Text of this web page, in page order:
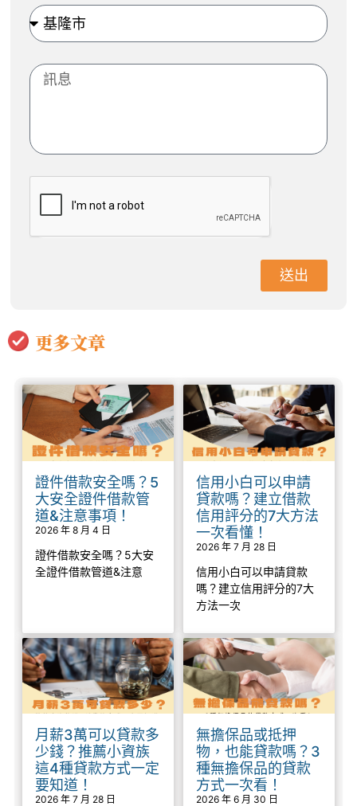
送出
更多文章
證件借款安全嗎？5
大安全證件借款管
道&注意事項！
2026 年 8 月 4 日
證件借款安全嗎？5大安
全證件借款管道&注意
信用小白可以申請
貸款嗎？建立借款
信用評分的7大方法
一次看懂！
2026 年 7 月 28 日
信用小白可以申請貸款
嗎？建立信用評分的7大
方法一次
月薪3萬可以貸款多
少錢？推薦小資族
這4種貸款方式一定
要知道！
2026 年 7 月 28 日
無擔保品或抵押
物，也能貸款嗎？3
種無擔保品的貸款
方式一次看！
2026 年 6 月 30 日